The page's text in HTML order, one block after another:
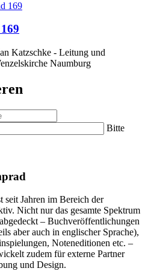
Katzschke - Leitung und
Naumburg
Bitte
seit Jahren im Bereich der
Nicht nur das gesamte Spektrum
– Buchveröffentlichungen
aber auch in englischer Sprache),
Noteneditionen etc. –
zudem für externe Partner
und Design.